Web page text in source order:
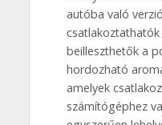
autóba való
beilleszthetők a
hordozható
amelyek
számítógéphez